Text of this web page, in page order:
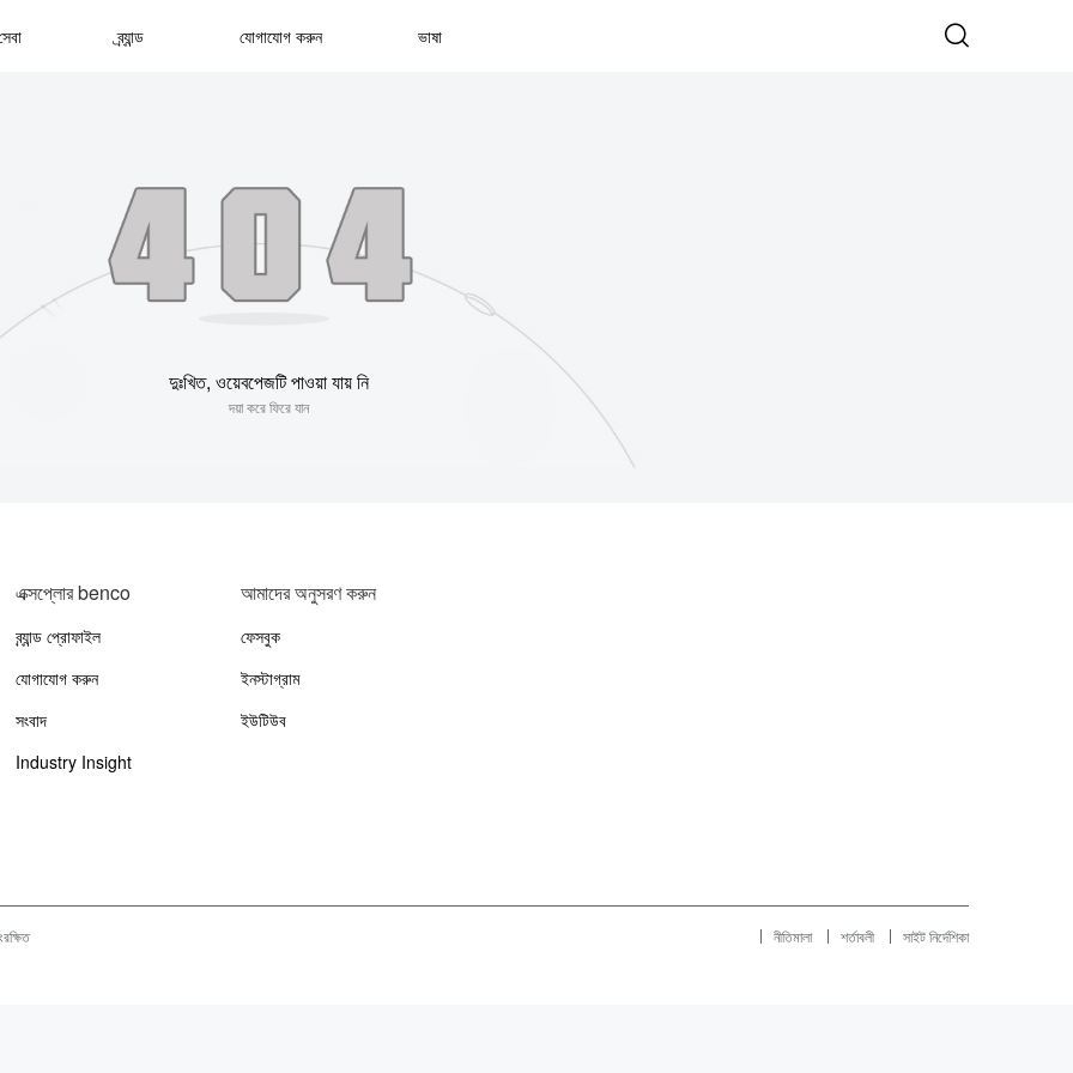
ব্র্যান্ড যোগাযোগ করুন ভাষা
দুঃখিত, ওয়েবপেজটি পাওয়া যায় নি
দয়া করে ফিরে যান
এক্সপ্লোর benco
ব্র্যান্ড প্রোফাইল
যোগাযোগ করুন
সংবাদ
Industry Insight
আমাদের অনুসরণ করুন
ফেসবুক
ইনস্টাগ্রাম
ইউটিউব
নীতিমালা শর্তাবলী সাইট নির্দেশিকা